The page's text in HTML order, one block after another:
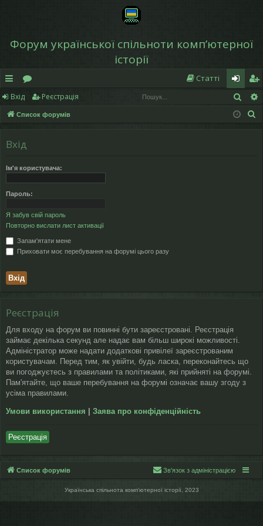
Форум української спільноти компʼютерної
історії
в
и
й
д
ос
п
о
ру
Статті
хі
д
еє
ст
Вхід Реєстрація
Список форумів
Вхід
Ім'я користувача:
Пароль:
Я забув свій пароль
Повторно вислати лист активації
Запам'ятати мене
Приховати моє перебування на форумі цього разу
Реєстрація
Для входу на форум ви повинні бути зареєстровані. Реєстрація
займає декілька секунд але надає вам більш широкі можливості.
Адміністратор може надати додаткові привілеї зареєстрованим
користувачам. Перед тим, як увійти, будь ласка, переконайтесь що
ви погоджуєтесь з правилами та політиками, які прийняті на форумі.
Пам'ятайте, що ваше перебування на форумі означає вашу згоду з
усіма правилами.
Умови використання Заява про конфіденційність
Реєстрація
Список форумів Зв'язок з адміністрацією
Українська спільнота компʼютерної історії, 2023